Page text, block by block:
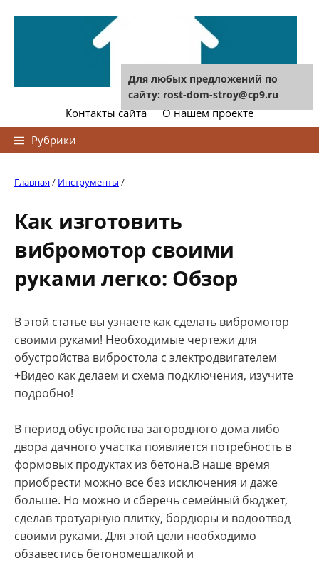
Контакты сайта
О нашем проекте
Рубрики
Главная/ Инструменты /
Как изготовить
вибромотор своими
руками легко: Обзор
В этой статье вы узнаете как сделать вибромотор
своими руками! Необходимые чертежи для
обустройства вибростола с электродвигателем
+Видео как делаем и схема подключения, изучите
подробно!
В период обустройства загородного дома либо
двора дачного участка появляется потребность в
формовых продуктах из бетона.В наше время
приобрести можно все без исключения и даже
больше. Но можно и сберечь семейный бюджет,
сделав тротуарную плитку, бордюры и водоотвод
своими руками. Для этой цели необходимо
обзавестись бетономешалкой и
Для любых предложений по
сайту: rost-dom-stroy@cp9.ru